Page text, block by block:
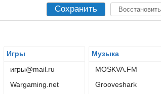
Восстановить
Сохранить
Игры
игры@mail.ru
Wargaming.net
Музыка
MOSKVA.FM
Grooveshark